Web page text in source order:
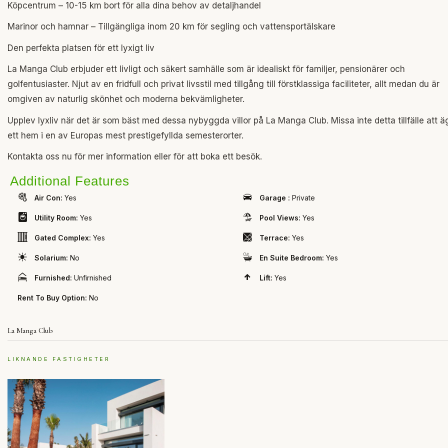
Köpcentrum – 10-15 km bort för alla dina behov av detaljhandel
Marinor och hamnar – Tillgängliga inom 20 km för segling och vattensportälskare
Den perfekta platsen för ett lyxigt liv
La Manga Club erbjuder ett livligt och säkert samhälle som är idealiskt för familjer, pensionärer och
golfentusiaster. Njut av en fridfull och privat livsstil med tillgång till förstklassiga faciliteter, allt medan du är
omgiven av naturlig skönhet och moderna bekvämligheter.
Upplev lyxliv när det är som bäst med dessa nybyggda villor på La Manga Club. Missa inte detta tillfälle att
ett hem i en av Europas mest prestigefyllda semesterorter.
Kontakta oss nu för mer information eller för att boka ett besök.
Additional Features
Air Con: Yes Garage : Private
Utility Room: Yes Pool Views: Yes
Gated Complex: Yes Terrace: Yes
Solarium: No En Suite Bedroom: Yes
Furnished: Unfirnished Lift: Yes
Rent To Buy Option: No
La Manga Club
LIKNANDE FASTIGHETER